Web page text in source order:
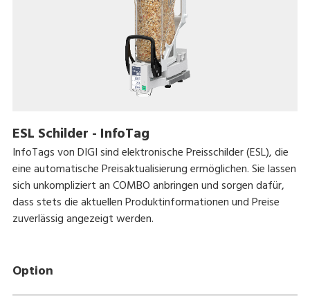
ESL Schilder - InfoTag
InfoTags von DIGI sind elektronische Preisschilder (ESL), die
eine automatische Preisaktualisierung ermöglichen. Sie lassen
sich unkompliziert an COMBO anbringen und sorgen dafür,
dass stets die aktuellen Produktinformationen und Preise
zuverlässig angezeigt werden.
Option